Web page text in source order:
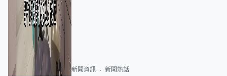
新聞資訊 新聞熱話